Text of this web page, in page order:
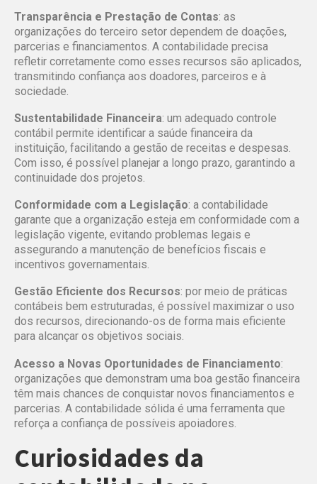
Transparência e Prestação de Contas: as
organizações do terceiro setor dependem de doações,
parcerias e financiamentos. A contabilidade precisa
refletir corretamente como esses recursos são aplicados,
transmitindo confiança aos doadores, parceiros e à
sociedade.
Sustentabilidade Financeira: um adequado controle
contábil permite identificar a saúde financeira da
instituição, facilitando a gestão de receitas e despesas.
Com isso, é possível planejar a longo prazo, garantindo a
continuidade dos projetos.
Conformidade com a Legislação: a contabilidade
garante que a organização esteja em conformidade com a
legislação vigente, evitando problemas legais e
assegurando a manutenção de benefícios fiscais e
incentivos governamentais.
Gestão Eficiente dos Recursos: por meio de práticas
contábeis bem estruturadas, é possível maximizar o uso
dos recursos, direcionando-os de forma mais eficiente
para alcançar os objetivos sociais.
Acesso a Novas Oportunidades de Financiamento:
organizações que demonstram uma boa gestão financeira
têm mais chances de conquistar novos financiamentos e
parcerias. A contabilidade sólida é uma ferramenta que
reforça a confiança de possíveis apoiadores.
Curiosidades da